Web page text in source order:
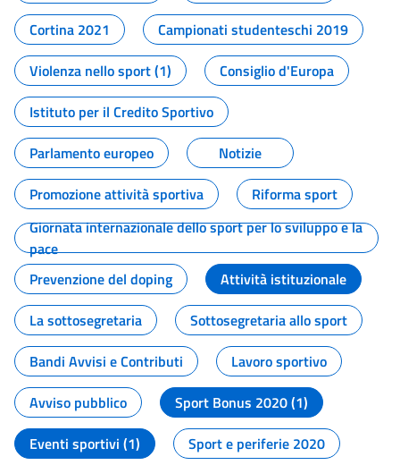
Cortina 2021
Campionati studenteschi 2019
Violenza nello sport (1)
Consiglio d'Europa
Istituto per il Credito Sportivo
Parlamento europeo
Notizie
Promozione attività sportiva
Riforma sport
Giornata internazionale dello sport per lo sviluppo e la
pace
Prevenzione del doping
Attività istituzionale
La sottosegretaria
Sottosegretaria allo sport
Bandi Avvisi e Contributi
Lavoro sportivo
Avviso pubblico
Sport Bonus 2020 (1)
Eventi sportivi (1)
Sport e periferie 2020